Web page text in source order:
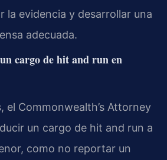
la evidencia y desarrollar una
adecuada.
cargo de hit and run en
el Commonwealth’s Attorney
un cargo de hit and run a
como no reportar un